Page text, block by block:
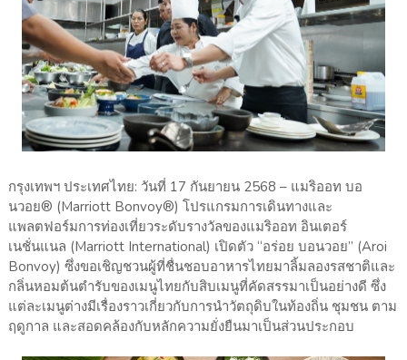
กรุงเทพฯ ประเทศไทย: วันที่ 17 กันยายน 2568 – แมริออท บอ
นวอย® (Marriott Bonvoy®) โปรแกรมการเดินทางและ
แพลตฟอร์มการท่องเที่ยวระดับรางวัลของแมริออท อินเตอร์
เนชั่นแนล (Marriott International) เปิดตัว “อร่อย บอนวอย” (Aroi
Bonvoy) ซึ่งขอเชิญชวนผู้ที่ชื่นชอบอาหารไทยมาลิ้มลองรสชาติและ
กลิ่นหอมต้นตำรับของเมนูไทยกับสิบเมนูที่คัดสรรมาเป็นอย่างดี ซึ่ง
แต่ละเมนูต่างมีเรื่องราวเกี่ยวกับการนำวัตถุดิบในท้องถิ่น ชุมชน ตาม
ฤดูกาล และสอดคล้องกับหลักความยั่งยืนมาเป็นส่วนประกอบ